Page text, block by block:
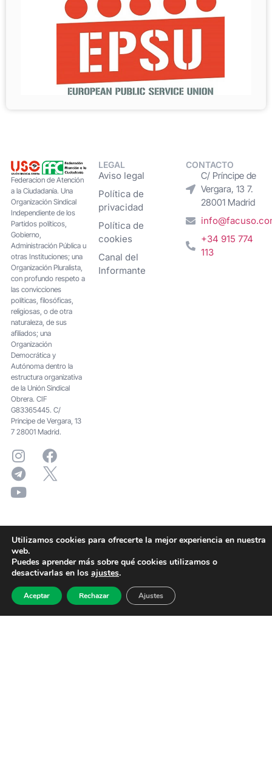
Federacion de Atención
a la Ciudadanía. Una
Organización Sindical
Independiente de los
Partidos políticos,
Gobierno,
Administración Pública u
otras Instituciones; una
Organización Pluralista,
con profundo respeto a
las convicciones
políticas, filosóficas,
religiosas, o de otra
naturaleza, de sus
afiliados; una
Organización
Democrática y
Autónoma dentro la
estructura organizativa
de la Unión Sindical
Obrera. CIF
G83365445. C/
Principe de Vergara, 13
7 28001 Madrid.
LEGAL
Aviso legal
Política de
privacidad
Política de
cookies
Canal del
Informante
CONTACTO
C/ Príncipe de
Vergara, 13 7.
28001 Madrid
+34 915 774
113
Utilizamos cookies para ofrecerte la mejor experiencia en nuestra
web.
Puedes aprender más sobre qué cookies utilizamos o
desactivarlas en los ajustes.
Aceptar Rechazar Ajustes